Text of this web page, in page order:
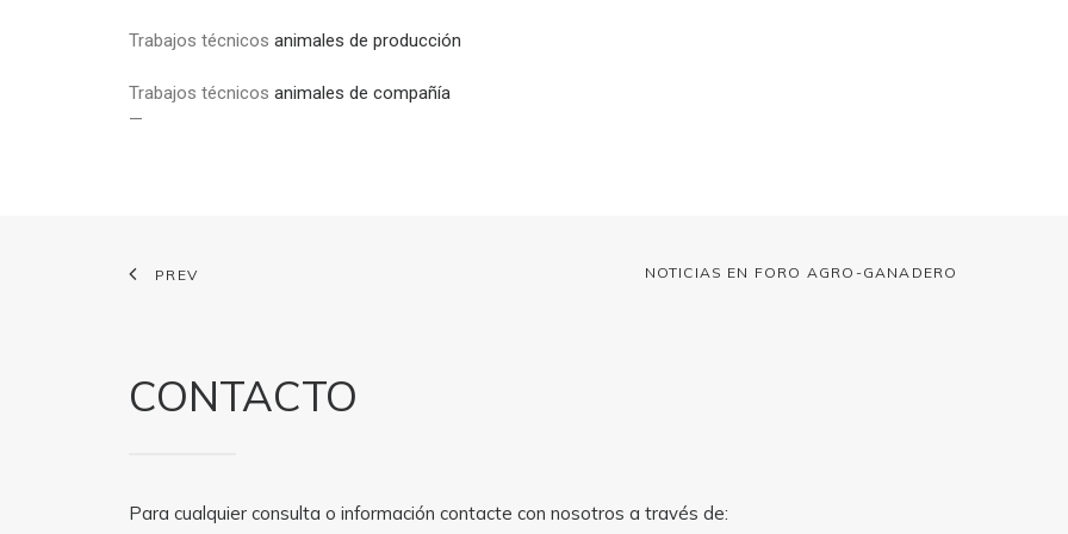
Trabajos técnicos animales de producción
Trabajos técnicos animales de compañía
—
PREV NOTICIAS EN FORO AGRO-GANADERO
CONTACTO
Para cualquier consulta o información contacte con nosotros a través de: